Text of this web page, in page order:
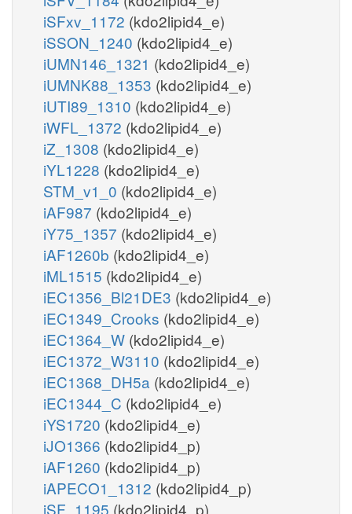
iSFxv_1172 (kdo2lipid4_e)
iSSON_1240 (kdo2lipid4_e)
iUMN146_1321 (kdo2lipid4_e)
iUMNK88_1353 (kdo2lipid4_e)
iUTI89_1310 (kdo2lipid4_e)
iWFL_1372 (kdo2lipid4_e)
iZ_1308 (kdo2lipid4_e)
iYL1228 (kdo2lipid4_e)
STM_v1_0 (kdo2lipid4_e)
iAF987 (kdo2lipid4_e)
iY75_1357 (kdo2lipid4_e)
iAF1260b (kdo2lipid4_e)
iML1515 (kdo2lipid4_e)
iEC1356_Bl21DE3 (kdo2lipid4_e)
iEC1349_Crooks (kdo2lipid4_e)
iEC1364_W (kdo2lipid4_e)
iEC1372_W3110 (kdo2lipid4_e)
iEC1368_DH5a (kdo2lipid4_e)
iEC1344_C (kdo2lipid4_e)
iYS1720 (kdo2lipid4_e)
iJO1366 (kdo2lipid4_p)
iAF1260 (kdo2lipid4_p)
iAPECO1_1312 (kdo2lipid4_p)
iSF_1195 (kdo2lipid4_p)